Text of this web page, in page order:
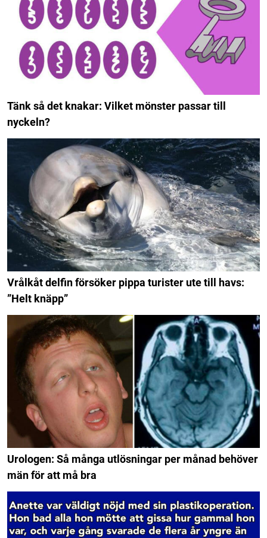
Tänk så det knakar: Vilket mönster passar till
nyckeln?
Vrålkåt delfin försöker pippa turister ute till havs:
”Helt knäpp”
Urologen: Så många utlösningar per månad behöver
män för att må bra